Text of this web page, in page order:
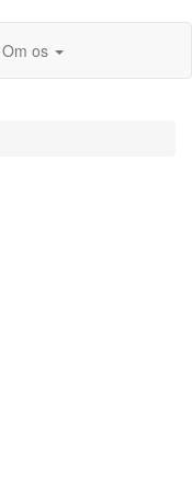
Om os